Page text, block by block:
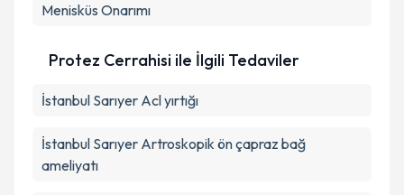
Menisküs Onarımı
Protez Cerrahisi ile İlgili Tedaviler
İstanbul Sarıyer Acl yırtığı
İstanbul Sarıyer Artroskopik ön çapraz bağ
ameliyatı